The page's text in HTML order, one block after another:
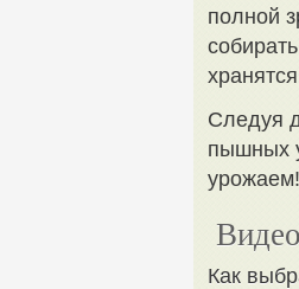
полной
Следуя
пышных
урожаем!
Как